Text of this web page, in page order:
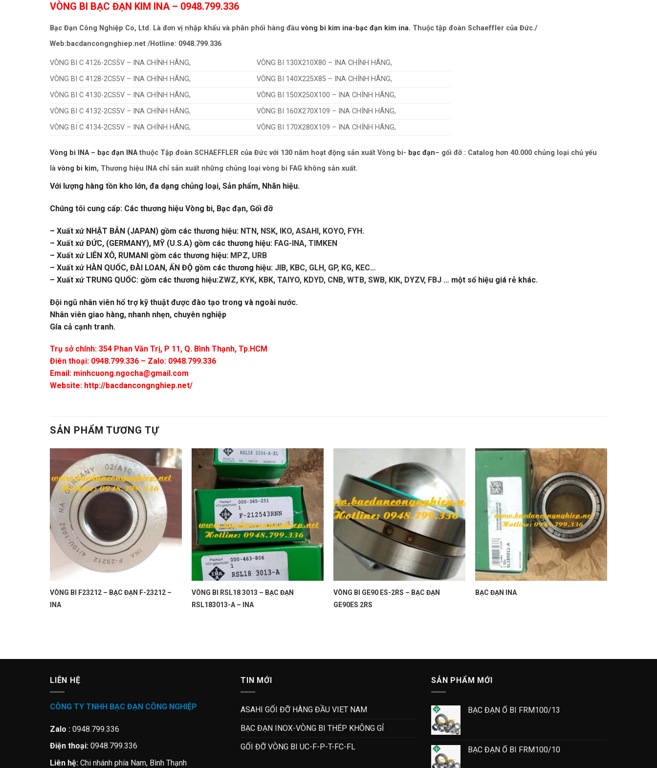
VÒNG BI BẠC ĐẠN KIM INA– 0948.799.336
Bạc Đạn Công Nghiệp Co, Ltd. Là đơn vị nhập khẩu và phân phối hàng đầu vòng bi kim ina-bạc đạn kim ina. Thuộc tập đoàn Schaeffler của Đức./
Web:bacdancongnghiep.net /Hotline: 0948.799.336
VÒNG BI C 4126-2CS5V – INA CHÍNH HÃNG,
VÒNG BI 130X210X80 – INA CHÍNH HÃNG,
VÒNG BI C 4128-2CS5V – INA CHÍNH HÃNG,
VÒNG BI 140X225X85 – INA CHÍNH HÃNG,
VÒNG BI C 4130-2CS5V – INA CHÍNH HÃNG,
VÒNG BI 150X250X100 – INA CHÍNH HÃNG,
VÒNG BI C 4132-2CS5V – INA CHÍNH HÃNG,
VÒNG BI 160X270X109 – INA CHÍNH HÃNG,
VÒNG BI C 4134-2CS5V – INA CHÍNH HÃNG,
VÒNG BI 170X280X109 – INA CHÍNH HÃNG,
Vòng bi INA – bạc đạn INAthuộc Tập đoàn SCHAEFFLER của Đức với 130 năm hoạt động sản xuất Vòng bi- bạc đạn– gối đỡ : Catalog hơn 40.000 chủng loại chủ yếu
là vòng bi kim, Thương hiệu INA chỉ sản xuất những chủng loại vòng bi FAG không sản xuất.
Với lượng hàng tồn kho lớn, đa dạng chủng loại, Sản phẩm, Nhãn hiệu.
Chúng tôi cung cấp: Các thương hiệu Vòng bi, Bạc đạn, Gối đỡ
– Xuất xứ NHẬT BẢN (JAPAN) gồm các thương hiệu: NTN, NSK, IKO, ASAHI, KOYO, FYH.
– Xuất xứ ĐỨC, (GERMANY), MỸ (U.S.A) gồm các thương hiệu: FAG-INA, TIMKEN
– Xuất xứ LIÊN XÔ, RUMANI gồm các thương hiệu: MPZ, URB
– Xuất xứ HÀN QUỐC, ĐÀI LOAN, ẤN ĐỘ gồm các thương hiệu: JIB, KBC, GLH, GP, KG, KEC…
– Xuất xứ TRUNG QUỐC: gồm các thương hiệu:ZWZ, KYK, KBK, TAIYO, KDYD, CNB, WTB, SWB, KIK, DYZV, FBJ … một số hiệu giá rẻ khác.
Đội ngũ nhân viên hổ trợ kỹ thuật được đào tạo trong và ngoài nước.
Nhân viên giao hàng, nhanh nhẹn, chuyên nghiệp
Gía cả cạnh tranh.
Trụ sở chính: 354 Phan Văn Trị, P 11, Q. Bình Thạnh, Tp.HCM
Điên thoại: 0948.799.336 – Zalo: 0948.799.336
Email: minhcuong.ngocha@gmail.com
Website: http://bacdancongnghiep.net/
SẢN PHẨM TƯƠNG TỰ
VÒNG BI F23212 – BẠC ĐẠN F-23212 –
INA
VÒNG BI RSL18 3013 – BẠC ĐẠN
RSL183013-A – INA
VÒNG BI GE90 ES-2RS – BẠC ĐẠN
GE90ES 2RS
BẠC ĐẠN INA
LIÊN HỆ
CÔNG TY TNHH BẠC ĐẠN CÔNG NGHIỆP
Zalo : 0948.799.336
Điện thoại: 0948.799.336
Liên hệ: Chi nhánh phía Nam, Bình Thạnh
TIN MỚI
ASAHI GỐI ĐỠ HÀNG ĐẦU VIET NAM
BẠC ĐẠN INOX-VÒNG BI THÉP KHÔNG GỈ
GỐI ĐỠ VÒNG BI UC-F-P-T-FC-FL
SẢN PHẨM MỚI
BẠC ĐẠN Ổ BI FRM100/13
BẠC ĐẠN Ổ BI FRM100/10